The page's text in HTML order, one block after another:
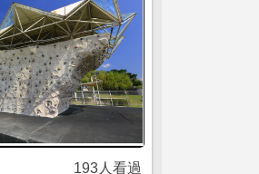
193人看過